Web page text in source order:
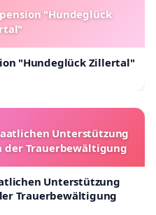
"Hundeglück
"Hundeglück Zillertal"
Unterstützung
der Trauerbewältigung
Unterstützung
Trauerbewältigung